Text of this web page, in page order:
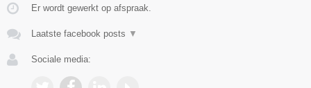
Er wordt gewerkt op afspraak.
Laatste facebook posts ▼
Sociale media: